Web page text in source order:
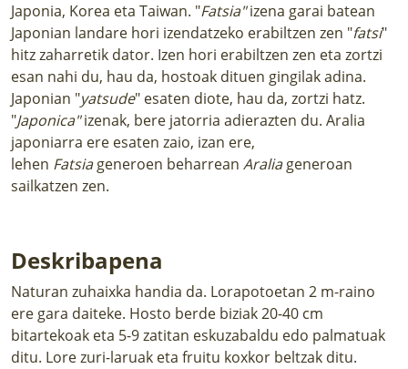
Japonia, Korea eta Taiwan. "Fatsia"izena garai batean
Japonian landare hori izendatzeko erabiltzen zen "fatsi"
hitz zaharretik dator. Izen hori erabiltzen zen eta zortzi
esan nahi du, hau da, hostoak dituen gingilak adina.
Japonian "yatsude" esaten diote, hau da, zortzi hatz.
"Japonica"izenak, bere jatorria adierazten du. Aralia
japoniarra ere esaten zaio, izan ere,
lehen Fatsiageneroen beharrean Araliageneroan
sailkatzen zen.
Deskribapena
Naturan zuhaixka handia da. Lorapotoetan 2 m-raino
ere gara daiteke. Hosto berde biziak 20-40 cm
bitartekoak eta 5-9 zatitan eskuzabaldu edo palmatuak
ditu. Lore zuri-laruak eta fruitu koxkor beltzak ditu.